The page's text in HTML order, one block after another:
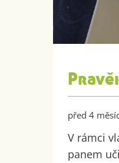
před 4
V rámci
panem